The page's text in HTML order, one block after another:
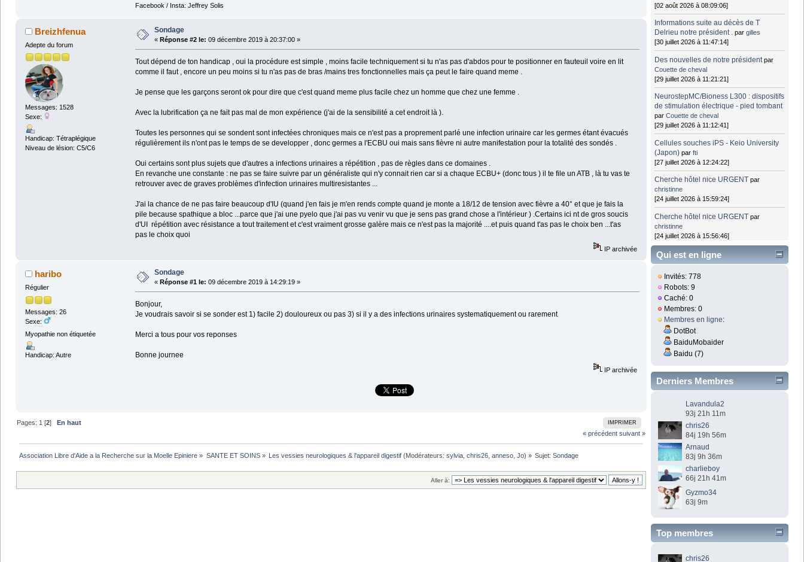
Facebook / Insta: Jeffrey Solis
Breizhfenua
Adepte du forum
Messages: 1528
Sexe:
Handicap: Tétraplégique
Niveau de lésion: C5/C6
Sondage
« Réponse #2 le: 09 décembre 2019 à 20:37:00 »
Tout dépend de ton handicap , oui la procédure est simple , moins facile techniquement si tu n'as pas d'abdos pour te positionner en fauteuil voire en lit
comme il faut , encore un peu moins si tu n'as pas de bras /mains tres fonctionnelles mais ça peut le faire quand meme .
Je pense que les garçons seront ok pour dire que c'est quand meme plus facile chez un homme que chez une femme .
Avec la lubrification ça ne fait pas mal de mon expérience (j'ai de la sensibilité a cet endroit là ).
Toutes les personnes qui se sondent sont infectées chroniques mais ce n'est pas a proprement parlé une infection urinaire car les germes étant évacués
régulièrement ils n'ont pas le temps de se developper , donc germes a l'ECBU oui mais sans fièvre ni autre manifestation pour la totalité des sondés .
Oui certains sont plus sujets que d'autres a infections urinaires a répétition , pas de règles dans ce domaines .
En revanche une constante : ne pas se faire suivre par un généraliste qui n'y connait rien car si a chaque ECBU+ (donc tous ) il te file un ATB , là tu vas te
retrouver avec de graves problèmes d'infection urinaires multiresistantes ...
J'ai la chance de ne pas faire beaucoup d'IU (quand j'en fais je m'en rends compte quand je monte a 18/12 de tension avec fièvre a 40° et que je fais la
pile because spathique a bloc ...parce que j'ai une pyelo que j'ai pas vu venir vu que je sens pas grand chose a l'intérieur ) .Certains ici nt de gros soucis
d'UI répétition avec résistance a tout traitement et c'est vraiment grosse galère mais ce n'est pas la majorité ....et puis quand t'as pas le choix ben ...t'as
pas le choix quoi
IP archivée
haribo
Régulier
Messages: 26
Sexe:
Myopathie non étiquetée
Handicap: Autre
Sondage
« Réponse #1 le: 09 décembre 2019 à 14:29:19 »
Bonjour,
Je voudrais savoir si se sonder est 1) facile 2) douloureux ou pas 3) si il y a des infections urinaires systematiquement ou rarement
Merci a tous pour vos reponses
Bonne journee
IP archivée
IMPRIMER
Pages:1 [2]
En haut
« précédent suivant »
Association Libre d'Aide a la Recherche sur la Moelle Epiniere » SANTE ET SOINS» Les vessies neurologiques & l'appareil digestif(Modérateurs: sylvia, chris26, anneso, Jo) » Sujet:Sondage
Aller à:
[02 août 2026 à 08:09:06]
Informations suite au décès de T
Delrieu notre président . pargilles
[30 juillet 2026 à 11:47:14]
Des nouvelles de notre président par
Couette de cheval
[29 juillet 2026 à 11:21:21]
NeurostepMC/Bioness L300 : dispositifs
de stimulation électrique - pied tombant
parCouette de cheval
[29 juillet 2026 à 11:12:41]
Cellules souches iPS - Keio University
(Japon) parfti
[27 juillet 2026 à 12:24:22]
Cherche hôtel nice URGENT par
christinne
[24 juillet 2026 à 15:59:24]
Cherche hôtel nice URGENT par
christinne
[24 juillet 2026 à 15:56:46]
Qui est en ligne
Invités: 778
Robots: 9
Caché: 0
Membres: 0
Membres en ligne:
DotBot
BaiduMobaider
Baidu (7)
Derniers Membres
Lavandula2
93j 21h 11m
chris26
84j 19h 56m
Arnaud
83j 9h 36m
charlieboy
66j 21h 41m
Gyzmo34
63j 9m
Top membres
chris26